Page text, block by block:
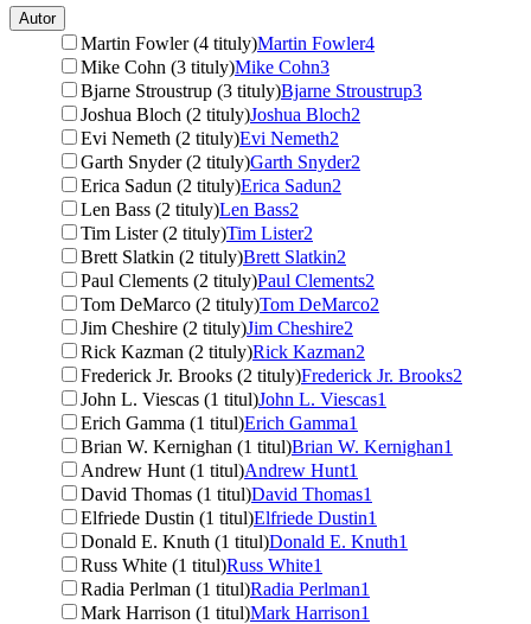
Autor
Martin Fowler (4 tituly)Martin Fowler4
Mike Cohn (3 tituly)Mike Cohn3
Bjarne Stroustrup (3 tituly)Bjarne Stroustrup3
Joshua Bloch (2 tituly)Joshua Bloch2
Evi Nemeth (2 tituly)Evi Nemeth2
Garth Snyder (2 tituly)Garth Snyder2
Erica Sadun (2 tituly)Erica Sadun2
Len Bass (2 tituly)Len Bass2
Tim Lister (2 tituly)Tim Lister2
Brett Slatkin (2 tituly)Brett Slatkin2
Paul Clements (2 tituly)Paul Clements2
Tom DeMarco (2 tituly)Tom DeMarco2
Jim Cheshire (2 tituly)Jim Cheshire2
Rick Kazman (2 tituly)Rick Kazman2
Frederick Jr. Brooks (2 tituly)Frederick Jr. Brooks2
John L. Viescas (1 titul)John L. Viescas1
Erich Gamma (1 titul)Erich Gamma1
Brian W. Kernighan (1 titul)Brian W. Kernighan1
Andrew Hunt (1 titul)Andrew Hunt1
David Thomas (1 titul)David Thomas1
Elfriede Dustin (1 titul)Elfriede Dustin1
Donald E. Knuth (1 titul)Donald E. Knuth1
Russ White (1 titul)Russ White1
Radia Perlman (1 titul)Radia Perlman1
Mark Harrison (1 titul)Mark Harrison1